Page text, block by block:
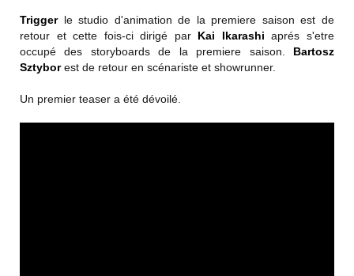
Triggerle studio d'animation de la premiere saison est de
retour et cette fois-ci dirigé parKai Ikarashi aprés s'etre
occupé des storyboards de la premiere saison. Bartosz
Sztyborest de retour en scénariste et showrunner.
Un premier teaser a été dévoilé.